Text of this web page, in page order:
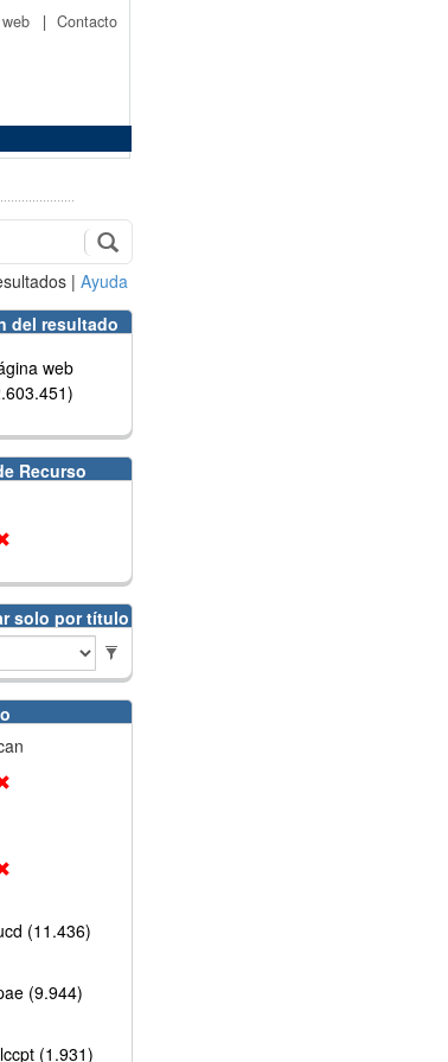
| Contacto
| Ayuda
del resultado
web
Recurso
solo por título
(11.436)
(9.944)
(1.931)